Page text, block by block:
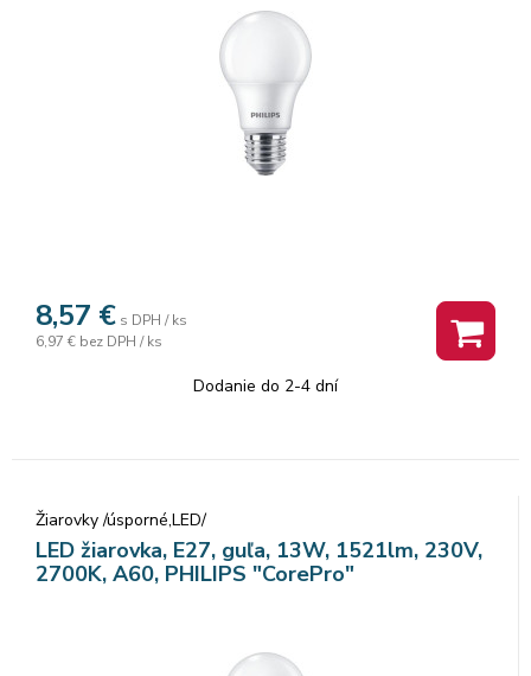
8,57 € s DPH / ks
6,97 € bez DPH / ks
Dodanie do 2-4 dní
Žiarovky /úsporné,LED/
LED žiarovka, E27, guľa, 13W, 1521lm, 230V,
2700K, A60, PHILIPS "CorePro"